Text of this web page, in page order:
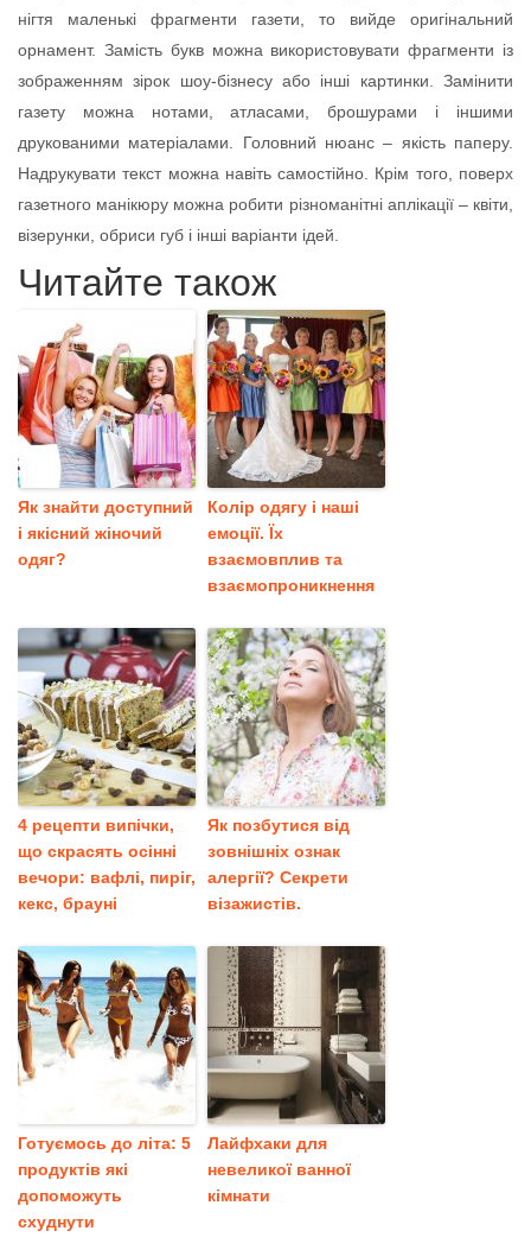
нігтя маленькі фрагменти газети, то вийде оригінальний
орнамент. Замість букв можна використовувати фрагменти із
зображенням зірок шоу-бізнесу або інші картинки. Замінити
газету можна нотами, атласами, брошурами і іншими
друкованими матеріалами. Головний нюанс – якість паперу.
Надрукувати текст можна навіть самостійно. Крім того, поверх
газетного манікюру можна робити різноманітні аплікації – квіти,
візерунки, обриси губ і інші варіанти ідей.
Читайте також
Як знайти доступний
і якісний жіночий
одяг?
Колір одягу і наші
емоції. Їх
взаємовплив та
взаємопроникнення
4 рецепти випічки,
що скрасять осінні
вечори: вафлі, пиріг,
кекс, брауні
Як позбутися від
зовнішніх ознак
алергії? Секрети
візажистів.
Готуємось до літа: 5
продуктів які
допоможуть
схуднути
Лайфхаки для
невеликої ванної
кімнати